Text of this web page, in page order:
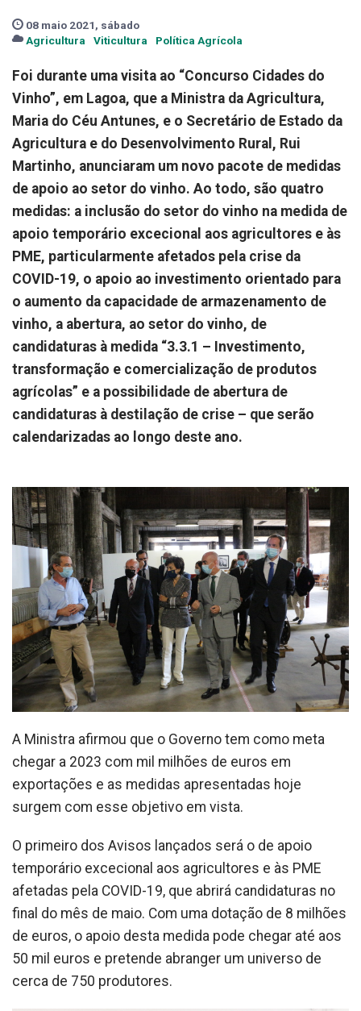
08 maio 2021, sábado
Agricultura
Viticultura Política Agrícola
Foi durante uma visita ao “Concurso Cidades do
Vinho”, em Lagoa, que a Ministra da Agricultura,
Maria do Céu Antunes, e o Secretário de Estado da
Agricultura e do Desenvolvimento Rural, Rui
Martinho, anunciaram um novo pacote de medidas
de apoio ao setor do vinho. Ao todo, são quatro
medidas: a inclusão do setor do vinho na medida de
apoio temporário excecional aos agricultores e às
PME, particularmente afetados pela crise da
COVID-19, o apoio ao investimento orientado para
o aumento da capacidade de armazenamento de
vinho, a abertura, ao setor do vinho, de
candidaturas à medida “3.3.1 – Investimento,
transformação e comercialização de produtos
agrícolas” e a possibilidade de abertura de
candidaturas à destilação de crise – que serão
calendarizadas ao longo deste ano.
A Ministra afirmou que o Governo tem como meta
chegar a 2023 com mil milhões de euros em
exportações e as medidas apresentadas hoje
surgem com esse objetivo em vista.
O primeiro dos Avisos lançados será o de apoio
temporário excecional aos agricultores e às PME
afetadas pela COVID-19, que abrirá candidaturas no
final do mês de maio. Com uma dotação de 8 milhões
de euros, o apoio desta medida pode chegar até aos
50 mil euros e pretende abranger um universo de
cerca de 750 produtores.